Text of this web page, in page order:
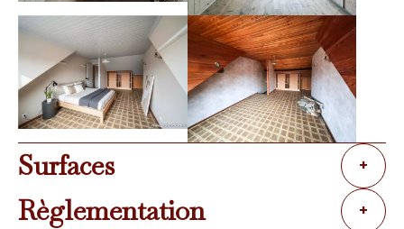
Surfaces +
Règlementation +